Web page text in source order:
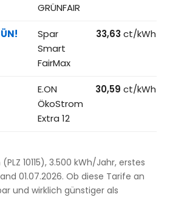
GRÜNFAIR
Spar
Smart
FairMax
33,63 ct/kWh
E.ON
ÖkoStrom
Extra 12
30,59 ct/kWh
10115), 3.500 kWh/Jahr, erstes
01.07.2026. Ob diese Tarife an
und wirklich günstiger als